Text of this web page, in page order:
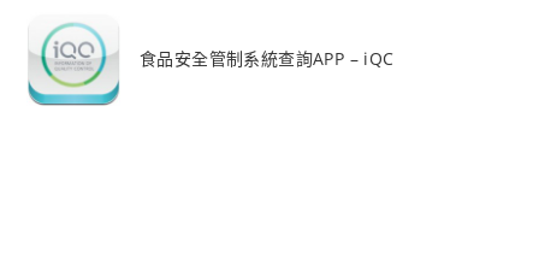
食品安全管制系統查詢APP – iQC